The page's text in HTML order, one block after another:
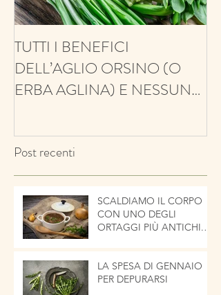
TUTTI I BENEFICI
DELL’AGLIO ORSINO (O
ERBA AGLINA) E NESSUN
Post recenti
SCALDIAMO IL CORPO
CON UNO DEGLI
ORTAGGI PIÙ ANTICHI.
LA SPESA DI GENNAIO
PER DEPURARSI